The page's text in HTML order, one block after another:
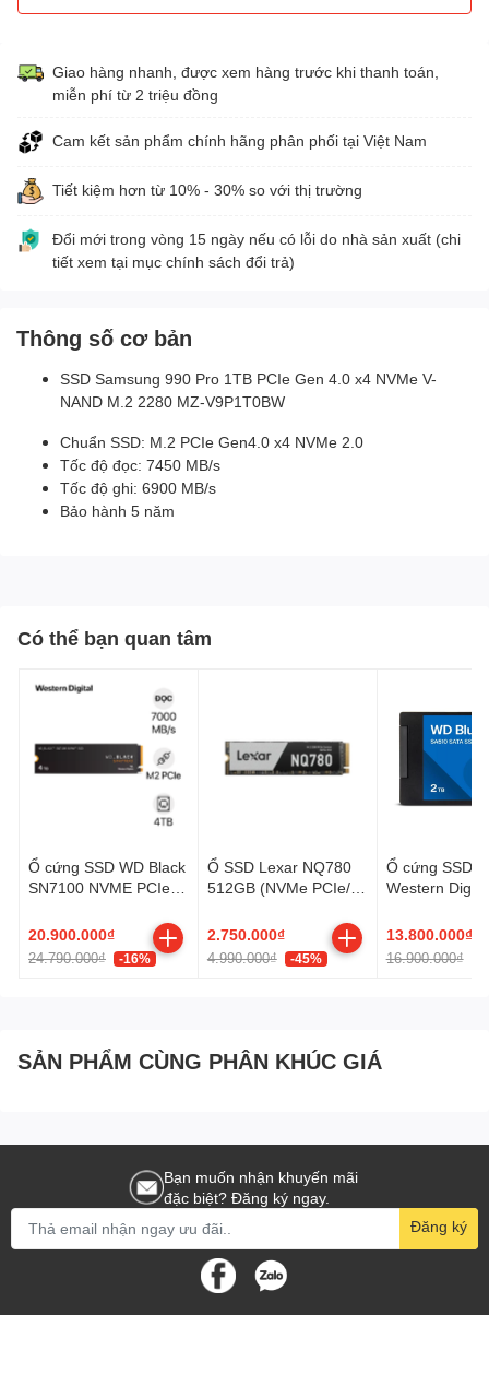
Giao hàng nhanh, được xem hàng trước khi thanh toán,
miễn phí từ 2 triệu đồng
Cam kết sản phẩm chính hãng phân phối tại Việt Nam
Tiết kiệm hơn từ 10% - 30% so với thị trường
Đổi mới trong vòng 15 ngày nếu có lỗi do nhà sản xuất (chi
tiết xem tại mục chính sách đổi trả)
Thông số cơ bản
SSD Samsung 990 Pro 1TB PCIe Gen 4.0 x4 NVMe V-
NAND M.2 2280 MZ-V9P1T0BW
Chuẩn SSD: M.2 PCIe Gen4.0 x4 NVMe 2.0
Tốc độ đọc: 7450 MB/s
Tốc độ ghi: 6900 MB/s
Bảo hành 5 năm
Có thể bạn quan tâm
Ổ cứng SSD WD Black
SN7100 NVME PCIe
4TB
20.900.000₫
24.790.000₫ -16%
Ổ SSD Lexar NQ780
512GB (NVMe PCIe/
5000MB/s/ 2500MB/s)
2.750.000₫
4.990.000₫ -45%
Ổ cứng SSD
Western
2TB
13.800.000₫
16.900.000₫
SẢN PHẨM CÙNG PHÂN KHÚC GIÁ
Bạn muốn nhận khuyến mãi
đặc biệt? Đăng ký ngay.
Đăng ký